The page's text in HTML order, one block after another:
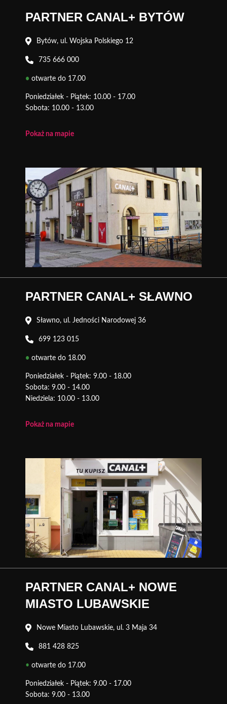
PARTNER CANAL+ BYTÓW
Bytów, ul. Wojska Polskiego 12
735 666 000
• otwarte do 17.00
Poniedziałek - Piątek: 10.00 - 17.00
Sobota: 10.00 - 13.00
Pokaż na mapie
PARTNER CANAL+ SŁAWNO
Sławno, ul. Jedności Narodowej 36
699 123 015
• otwarte do 18.00
Poniedziałek - Piątek: 9.00 - 18.00
Sobota: 9.00 - 14.00
Niedziela: 10.00 - 13.00
Pokaż na mapie
PARTNER CANAL+ NOWE
MIASTO LUBAWSKIE
Nowe Miasto Lubawskie, ul. 3 Maja 34
881 428 825
• otwarte do 17.00
Poniedziałek - Piątek: 9.00 - 17.00
Sobota: 9.00 - 13.00